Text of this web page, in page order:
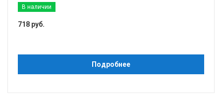
В наличии
718 руб.
Подробнее